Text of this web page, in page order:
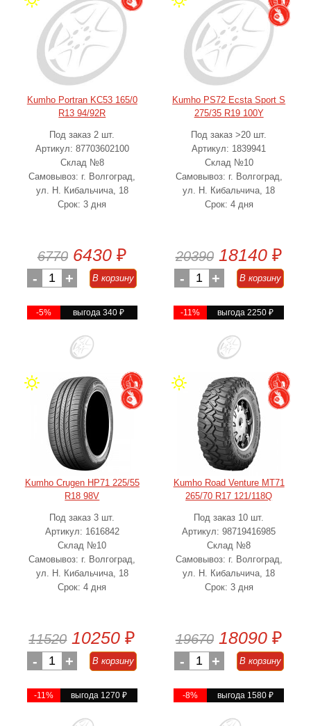
Kumho Portran KC53 165/0
R13 94/92R
Под заказ 2 шт.
Артикул: 87703602100
Склад №8
Самовывоз: г. Волгоград,
ул. Н. Кибальчича, 18
Срок: 3 дня
6770 6430 ₽
- 1 + В корзину
-5% выгода 340₽
Kumho PS72 Ecsta Sport S
275/35 R19 100Y
Под заказ >20 шт.
Артикул: 1839941
Склад №10
Самовывоз: г. Волгоград,
ул. Н. Кибальчича, 18
Срок: 4 дня
20390 18140 ₽
- 1 + В корзину
-11% выгода 2250 ₽
Kumho Crugen HP71 225/55
R18 98V
Под заказ 3 шт.
Артикул: 1616842
Склад №10
Самовывоз: г. Волгоград,
ул. Н. Кибальчича, 18
Срок: 4 дня
11520 10250 ₽
- 1 + В корзину
-11% выгода 1270 ₽
Kumho Road Venture MT71
265/70 R17 121/118Q
Под заказ 10 шт.
Артикул: 98719416985
Склад №8
Самовывоз: г. Волгоград,
ул. Н. Кибальчича, 18
Срок: 3 дня
19670 18090 ₽
- 1 + В корзину
-8% выгода 1580 ₽